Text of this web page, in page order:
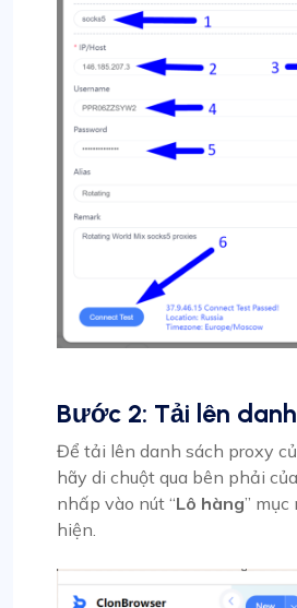
Bước 2: Tải lên
Để tải lên danh sách proxy
hãy di chuột qua bên phải của
nhấp vào nút “Lô hàng” mục
hiện.